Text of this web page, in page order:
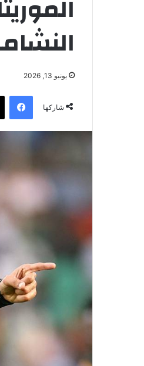
يونيو 13, 2026
شاركها
فيسبوك